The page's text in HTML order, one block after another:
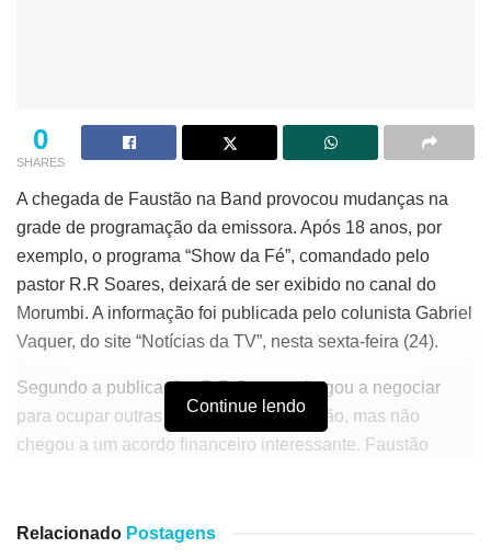
0
SHARES
A chegada de Faustão na Band provocou mudanças na
grade de programação da emissora. Após 18 anos, por
exemplo, o programa “Show da Fé”, comandado pelo
pastor R.R Soares, deixará de ser exibido no canal do
Morumbi. A informação foi publicada pelo colunista Gabriel
Vaquer, do site “Notícias da TV”, nesta sexta-feira (24).
Segundo a publicação, R.R Soares chegou a negociar
para ocupar outras faixas da programação, mas não
chegou a um acordo financeiro interessante. Faustão
A Band acredita que os anunciantes interessados em
Continue lendo
Relacionado Postagens